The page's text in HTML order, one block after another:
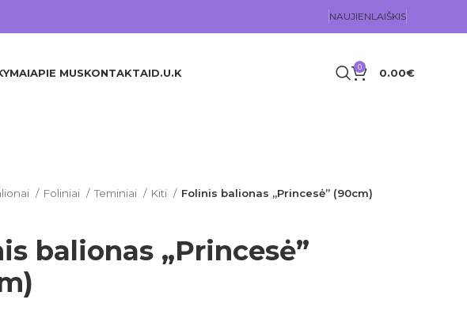
NAUJIENLAIŠKIS
APIE MUSKONTAKTAID.U.K 0 0.00€
Foliniai Teminiai Kiti Folinis balionas „Princesė” (90cm)
balionas „Princesė”